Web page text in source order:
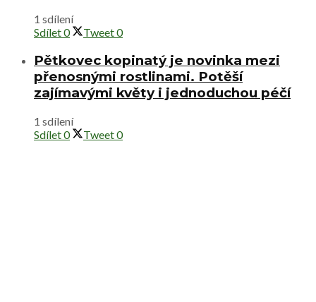
1 sdílení
Sdílet0 Tweet0
Pětkovec kopinatý je novinka mezi
přenosnými rostlinami. Potěší
zajímavými květy i jednoduchou péčí
1 sdílení
Sdílet0 Tweet0